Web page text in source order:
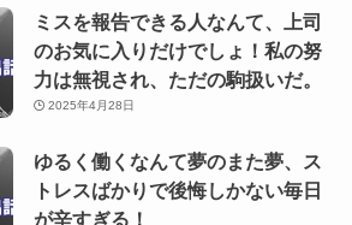
ミスを報告できる人なんて、上司
のお気に入りだけでしょ！私の努
力は無視され、ただの駒扱いだ。
2025年4月28日
ゆるく働くなんて夢のまた夢、ス
トレスばかりで後悔しかない毎日
が辛すぎる！